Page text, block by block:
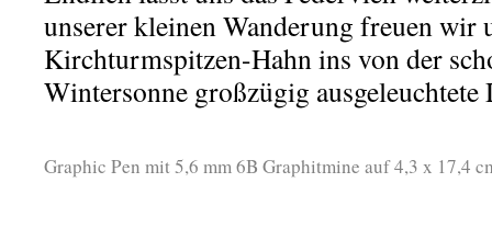
unserer kleinen Wanderung freuen wir
Kirchturmspitzen-Hahn ins von der
Wintersonne großzügig ausgeleuchtete
Graphic Pen mit 5,6 mm 6B Graphitmine auf 4,3 x 17,4